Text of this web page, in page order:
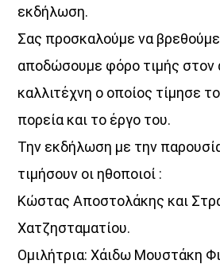
εκδήλωση.
Σας προσκαλούμε να βρεθούμε
αποδώσουμε φόρο τιμής στον
καλλιτέχνη ο οποίος τίμησε
πορεία και το έργο του.
Την εκδήλωση με την
τιμήσουν οι ηθοποιοί :
Κώστας Αποστολάκης και
Χατζησταματίου.
Ομιλήτρια: Χάιδω Μουστάκη